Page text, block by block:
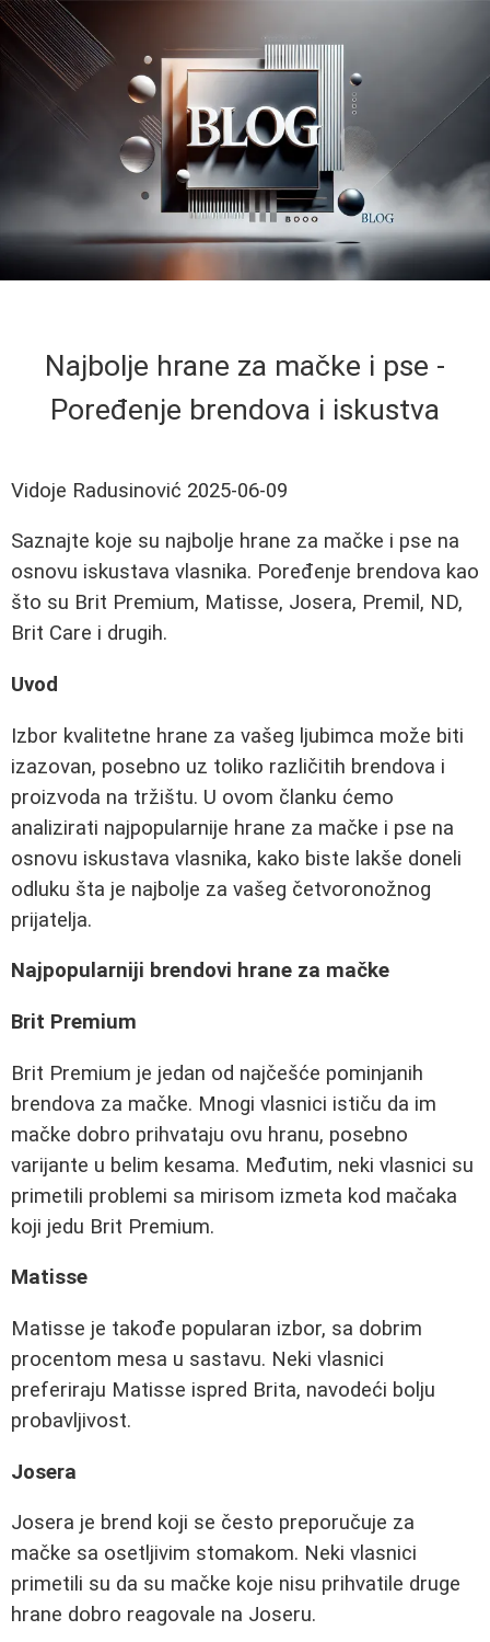
Najbolje hrane za mačke i pse -
Poređenje brendova i iskustva
Vidoje Radusinović 2025-06-09
Saznajte koje su najbolje hrane za mačke i pse na
osnovu iskustava vlasnika. Poređenje brendova kao
što su Brit Premium, Matisse, Josera, Premil, ND,
Brit Care i drugih.
Uvod
Izbor kvalitetne hrane za vašeg ljubimca može biti
izazovan, posebno uz toliko različitih brendova i
proizvoda na tržištu. U ovom članku ćemo
analizirati najpopularnije hrane za mačke i pse na
osnovu iskustava vlasnika, kako biste lakše doneli
odluku šta je najbolje za vašeg četvoronožnog
prijatelja.
Najpopularniji brendovi hrane za mačke
Brit Premium
Brit Premium je jedan od najčešće pominjanih
brendova za mačke. Mnogi vlasnici ističu da im
mačke dobro prihvataju ovu hranu, posebno
varijante u belim kesama. Međutim, neki vlasnici su
primetili problemi sa mirisom izmeta kod mačaka
koji jedu Brit Premium.
Matisse
Matisse je takođe popularan izbor, sa dobrim
procentom mesa u sastavu. Neki vlasnici
preferiraju Matisse ispred Brita, navodeći bolju
probavljivost.
Josera
Josera je brend koji se često preporučuje za
mačke sa osetljivim stomakom. Neki vlasnici
primetili su da su mačke koje nisu prihvatile druge
hrane dobro reagovale na Joseru.